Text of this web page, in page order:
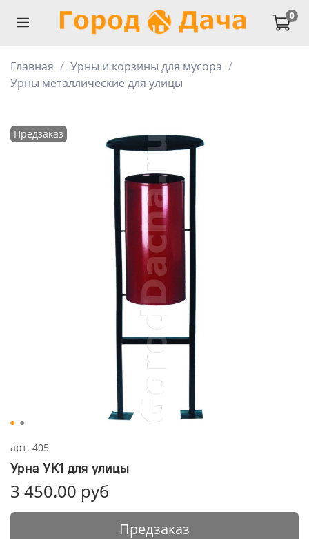
0
Главная
Урны и корзины для мусора
Урны металлические для улицы
Предзаказ
арт. 405
Урна УК1 для улицы
3 450.00 руб
Предзаказ